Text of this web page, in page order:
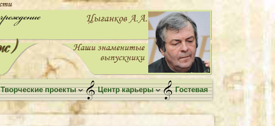
Творческие проекты Центр карьеры Гостевая